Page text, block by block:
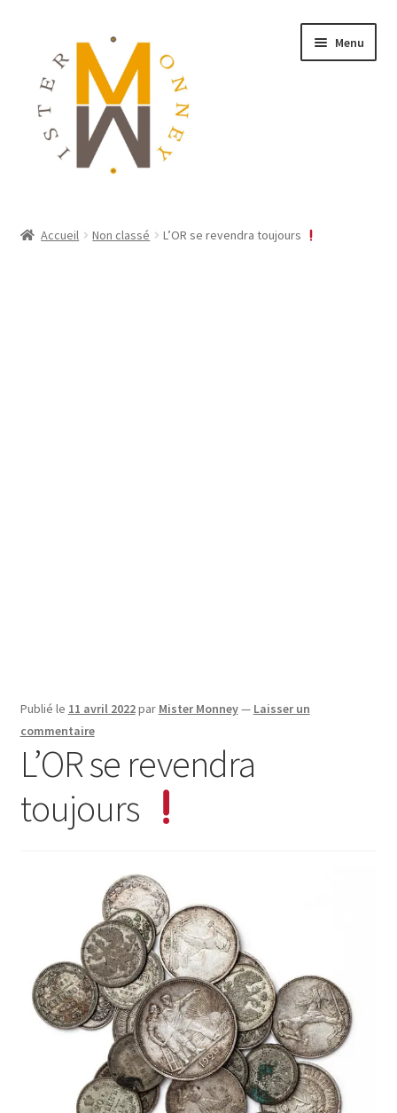
Menu
Accueil Non classé L’OR se revendra toujours
Publié le 11 avril 2022par Mister Monney— Laisser un
commentaire
L’OR se revendra
toujours